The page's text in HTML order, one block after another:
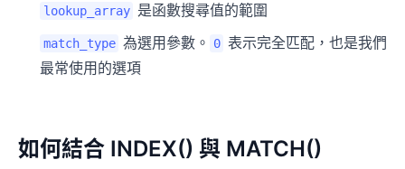
lookup_array 是函數搜尋值的範圍
match_type 為選用參數。 0 表示完全匹配，也是我們
最常使用的選項
如何結合 INDEX() 與 MATCH()